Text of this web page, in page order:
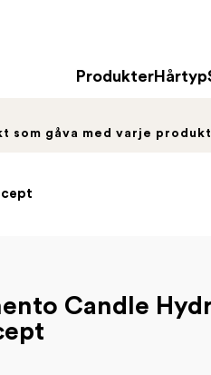
ProdukterHårtyp
som gåva med varje
Candle